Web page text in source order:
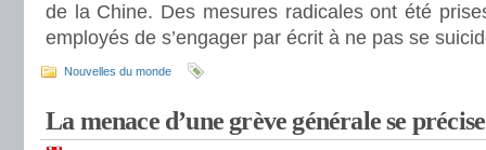
de la Chine. Des mesures radicales ont été
employés de s’engager par écrit à ne pas se
Nouvelles du monde
La menace d’une grève générale se